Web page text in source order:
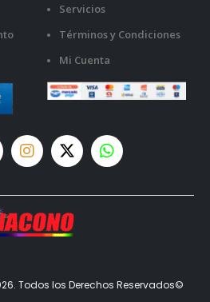
Servicios
Términos y Condiciones
Mi Cuenta
Todos los Derechos Reservados©